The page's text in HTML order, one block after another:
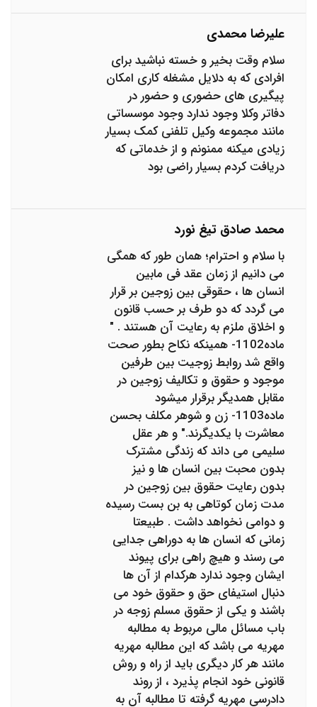
علیرضا محمدی
سلام وقت بخیر و خسته نباشید برای
افرادی که به دلایل مشغله کاری امکان
پیگیری های حضوری و حضور در
دفاتر وکلا وجود ندارد وجود موسساتی
مانند مجموعه وکیل تلفنی کمک بسیار
زیادی میکنه ممنونم و از خدماتی که
دریافت کردم بسیار راضی بود
محمد صادق تیغ نورد
با سلام و احترام؛ همان طور که همگی
می دانیم از زمان عقد فی مابین
انسان ها ، حقوقی بین زوجین بر قرار
می گردد که دو طرف بر حسب قانون
و اخلاق ملزم به رعایت آن هستند . "
ماده1102- همينكه نكاح بطور صحت
واقع شد روابط زوجيت بين طرفين
موجود و حقوق و تكاليف زوجين در
مقابل همديگر برقرار ميشود
ماده1103- زن و شوهر مكلف بحسن
معاشرت با يكديگرند." و هر عقل
سلیمی می داند که زندگی مشترک
بدون محبت بین انسان ها و نیز
بدون رعایت حقوق بین زوجین در
مدت زمان کوتاهی به بن بست رسیده
و دوامی نخواهد داشت . طبیعتا
زمانی که انسان ها به دوراهی جدایی
می رسند و هیچ راهی برای پیوند
ایشان وجود ندارد هرکدام از آن ها
دنبال استیفای حق و حقوق خود می
باشند و یکی از حقوق مسلم زوجه در
باب مسائل مالی مربوط به مطالبه
مهریه می باشد که این مطالبه مهریه
مانند هر کار دیگری باید از راه و روش
قانونی خود انجام پذیرد ، از روند
دادرسی مهریه گرفته تا مطالبه آن به